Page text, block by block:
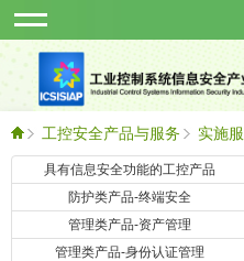
工控安全产品与服务 实施
具有信息安全功能的工控产品
防护类产品-终端安全
管理类产品-资产管理
管理类产品-身份认证管理